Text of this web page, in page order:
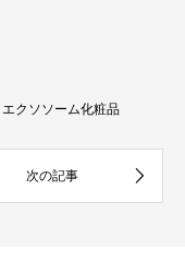
エクソソーム化粧品